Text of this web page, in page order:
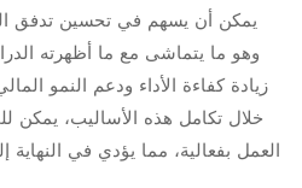
يمكن أن يسهم في تحسين تدفق
وهو ما يتماشى مع ما أظهرته
زيادة كفاءة الأداء ودعم النمو
خلال تكامل هذه الأساليب، يمكن
العمل بفعالية، مما يؤدي في